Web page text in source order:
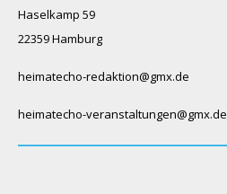
Haselkamp 59
22359 Hamburg
heimatecho-redaktion@gmx.de
heimatecho-veranstaltungen@gmx.de